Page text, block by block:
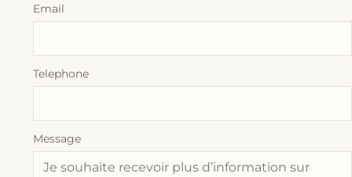
Email
Telephone
Message